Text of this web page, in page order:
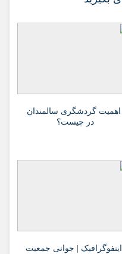
اهمیت گردشگری سالمندان
در چیست؟
اینفوگرافیک | جوانی جمعیت